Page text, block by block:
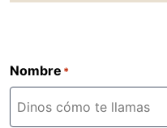
Nombre *